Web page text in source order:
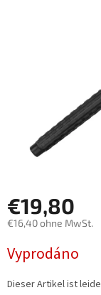
€19,80
€16,40 ohne MwSt.
Vyprodáno
Dieser Artikel ist